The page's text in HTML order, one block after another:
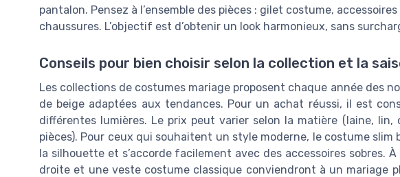
pantalon. Pensez à l’ensemble des pièces : gilet costume,
chaussures. L’objectif est d’obtenir un look harmonieux, sans
Conseils pour bien choisir selon la collection et la
Les collections de costumes mariage proposent chaque année des
de beige adaptées aux tendances. Pour un achat réussi, il est
différentes lumières. Le prix peut varier selon la matière (laine,
pièces). Pour ceux qui souhaitent un style moderne, le costume
la silhouette et s’accorde facilement avec des accessoires sobres.
droite et une veste costume classique conviendront à un mariage